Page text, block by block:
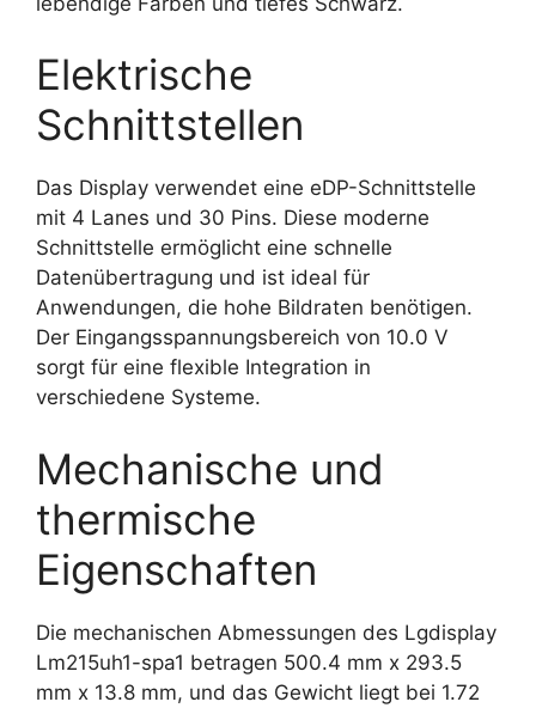
Elektrische
Schnittstellen
Das Display verwendet eine eDP-Schnittstelle
mit 4 Lanes und 30 Pins. Diese moderne
Schnittstelle ermöglicht eine schnelle
Datenübertragung und ist ideal für
Anwendungen, die hohe Bildraten benötigen.
Der Eingangsspannungsbereich von 10.0 V
sorgt für eine flexible Integration in
verschiedene Systeme.
Mechanische und
thermische
Eigenschaften
Die mechanischen Abmessungen des Lgdisplay
Lm215uh1-spa1 betragen 500.4 mm x 293.5
mm x 13.8 mm, und das Gewicht liegt bei 1.72